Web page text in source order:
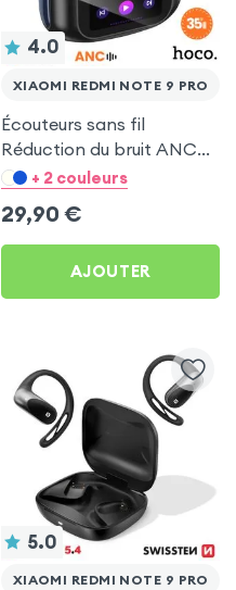
4.0
XIAOMI REDMI NOTE 9 PRO
Écouteurs sans fil
Réduction du bruit ANC
ENC - Hoco Noir pour
+ 2 couleurs
29,90 €
AJOUTER
5.0
XIAOMI REDMI NOTE 9 PRO